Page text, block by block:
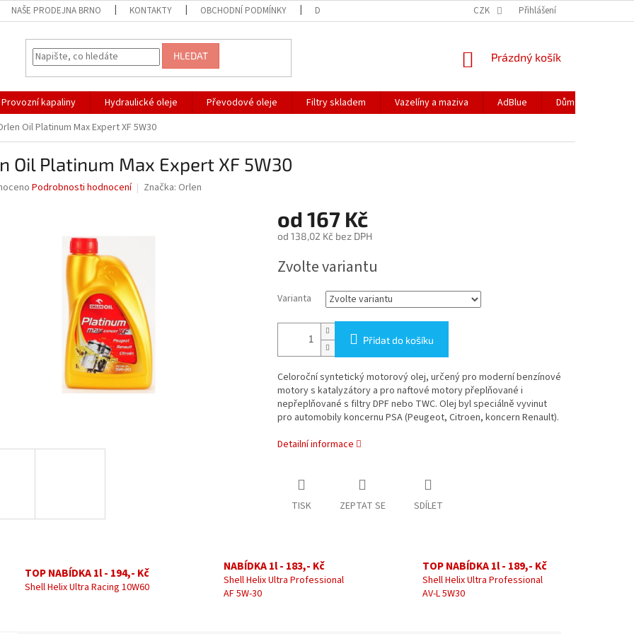
NAŠE PRODEJNA BRNO KONTAKTY OBCHODNÍ PODMÍNKY DOPRAVA PODMÍNKY OCHRANY OSOBNÍCH ÚDAJŮ
CZK Přihlášení
HLEDAT
NÁKUPNÍ
Prázdný košík
Provozní kapaliny Hydraulické oleje Převodové oleje Filtry skladem Vazelíny a maziva AdBlue
Dům a zahrada
Oil Platinum Max Expert XF 5W30
Oil Platinum Max Expert XF 5W30
Podrobnosti hodnocení Značka: Orlen
od 167 Kč
od 138,02 Kčbez DPH
cena:
Zvolte variantu
Varianta
Přidat do košíku
Celoroční syntetický motorový olej, určený pro moderní benzínové
motory s katalyzátory a pro naftové motory přeplňované i
nepřeplňované s filtry DPF nebo TWC. Olej byl speciálně vyvinut
pro automobily koncernu PSA (Peugeot, Citroen, koncern Renault).
Detailní informace
TISK ZEPTAT SE SDÍLET
TOP NABÍDKA 1l - 194,- Kč
Shell Helix Ultra Racing 10W60
NABÍDKA 1l - 183,- Kč
Shell Helix Ultra Professional
AF 5W-30
TOP NABÍDKA 1l - 189,- Kč
Shell Helix Ultra Professional
AV-L 5W30